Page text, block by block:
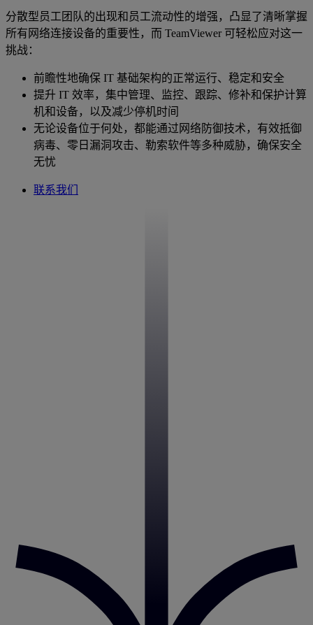
分散型员工团队的出现和员工流动性的增强，凸显了清晰掌握
所有网络连接设备的重要性，而 TeamViewer 可轻松应对这一
挑战：
前瞻性地确保 IT 基础架构的正常运行、稳定和安全
提升 IT 效率，集中管理、监控、跟踪、修补和保护计算
机和设备，以及减少停机时间
无论设备位于何处，都能通过网络防御技术，有效抵御
病毒、零日漏洞攻击、勒索软件等多种威胁，确保安全
无忧
联系我们